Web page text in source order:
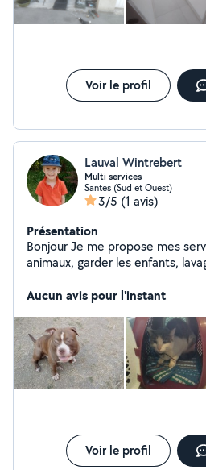
Voir le profil
Lauval Wintrebert
Multi services
Santes (Sud et Ouest)
3/5 (1 avis)
Présentation
Bonjour Je me propose mes
animaux, garder les enfants,
votre habitation pendant votre
Aucun avis pour l'instant
Voir le profil